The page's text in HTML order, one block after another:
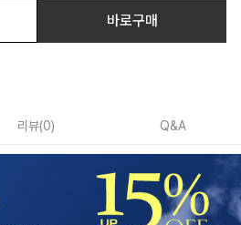
바로구매
리뷰(0) Q&A